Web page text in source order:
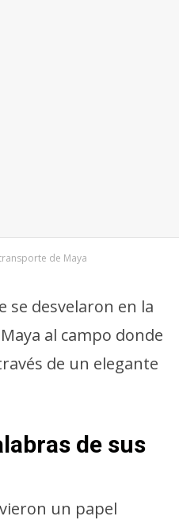
de Maya
se desvelaron en la
al campo donde
de un elegante
de sus
un papel